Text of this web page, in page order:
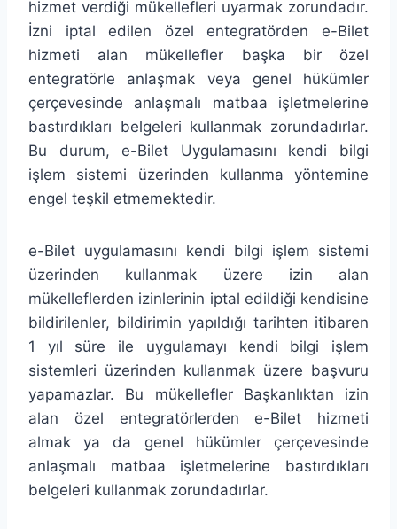
hizmet verdiği mükellefleri uyarmak zorundadır.
İzni iptal edilen özel entegratörden e-Bilet
hizmeti alan mükellefler başka bir özel
entegratörle anlaşmak veya genel hükümler
çerçevesinde anlaşmalı matbaa işletmelerine
bastırdıkları belgeleri kullanmak zorundadırlar.
Bu durum, e-Bilet Uygulamasını kendi bilgi
işlem sistemi üzerinden kullanma yöntemine
engel teşkil etmemektedir.
e-Bilet uygulamasını kendi bilgi işlem sistemi
üzerinden kullanmak üzere izin alan
mükelleflerden izinlerinin iptal edildiği kendisine
bildirilenler, bildirimin yapıldığı tarihten itibaren
1 yıl süre ile uygulamayı kendi bilgi işlem
sistemleri üzerinden kullanmak üzere başvuru
yapamazlar. Bu mükellefler Başkanlıktan izin
alan özel entegratörlerden e-Bilet hizmeti
almak ya da genel hükümler çerçevesinde
anlaşmalı matbaa işletmelerine bastırdıkları
belgeleri kullanmak zorundadırlar.